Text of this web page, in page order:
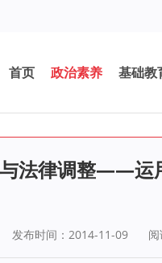
首页 政治素养 基础教
法律调整——运
发布时间：2014-11-09